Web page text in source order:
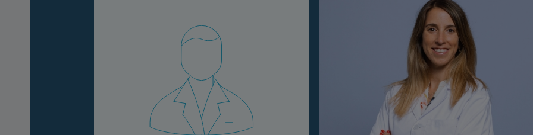
Grandes Áreas da
Serviços CUF